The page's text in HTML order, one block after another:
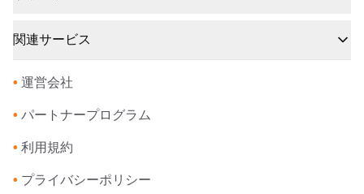
関連サービス
• 運営会社
• パートナープログラム
• 利用規約
• プライバシーポリシー